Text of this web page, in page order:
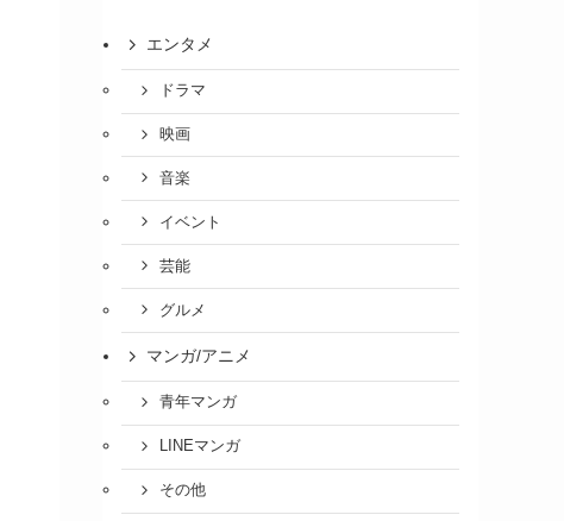
エンタメ
ドラマ
映画
音楽
イベント
芸能
グルメ
マンガ/アニメ
青年マンガ
LINEマンガ
その他